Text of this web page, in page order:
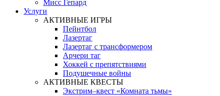
Мисс Гепард
Услуги
АКТИВНЫЕ ИГРЫ
Пейнтбол
Лазертаг
Лазертаг с трансформером
Арчери таг
Хоккей с препятствиями
Подушечные войны
АКТИВНЫЕ КВЕСТЫ
Экстрим–квест «Комната тьмы»